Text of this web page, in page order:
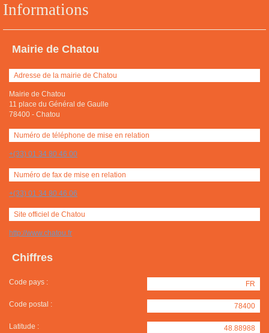
Informations
Mairie de Chatou
Adresse de la mairie de Chatou
Mairie de Chatou
11 place du Général de Gaulle
78400 - Chatou
Numéro de téléphone de mise en relation
+(33) 01 34 80 46 00
Numéro de fax de mise en relation
+(33) 01 34 80 46 06
Site officiel de Chatou
http://www.chatou.fr
Chiffres
Code pays : FR
Code postal : 78400
Latitude : 48.88988